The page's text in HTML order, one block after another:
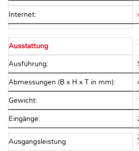
Internet:
Ausstattung
Ausführung:
Abmessungen (B x H x T in mm):
Gewicht:
Eingänge:
Ausgangsleistung